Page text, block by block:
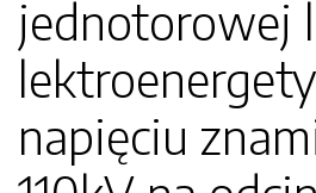
jednotorowej
napięciu